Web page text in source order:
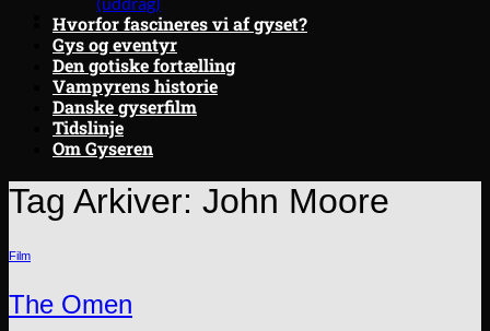
Hvorfor fascineres vi af gyset?
Gys og eventyr
Den gotiske fortælling
Vampyrens historie
Danske gyserfilm
Tidslinje
Om Gyseren
Tag Arkiver: John Moore
Film
The Omen